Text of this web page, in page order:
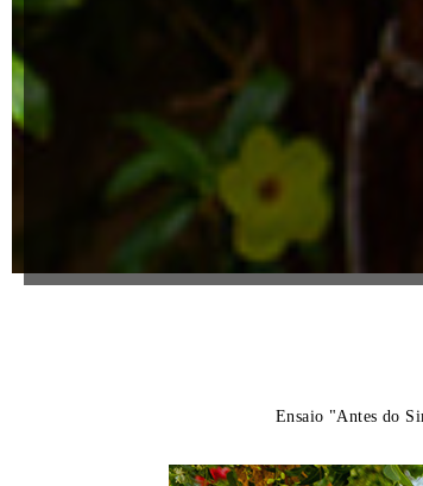
Ensaio "Antes do